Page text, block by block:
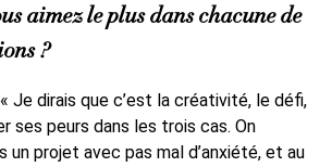
aimez le plus dans chacune de
?
Je dirais que c’est la créativité, le défi,
ses peurs dans les trois cas. On
un projet avec pas mal d’anxiété, et au